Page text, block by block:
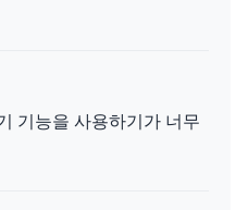
기능을 사용하기가 너무